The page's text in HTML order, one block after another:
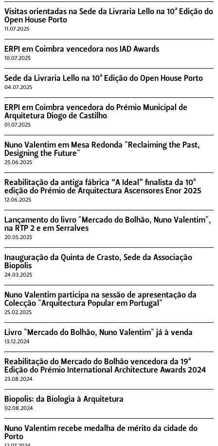
Visitas orientadas na Sede da Livraria Lello na 10ª Edição do
Open House Porto
11.07.2025
ERPI em Coimbra vencedora nos IAD Awards
10.07.2025
Sede da Livraria Lello na 10ª Edição do Open House Porto
04.07.2025
ERPI em Coimbra vencedora do Prémio Municipal de
Arquitetura Diogo de Castilho
01.07.2025
Nuno Valentim em Mesa Redonda "Reclaiming the Past,
Designing the Future"
25.06.2025
Reabilitação da antiga fábrica “A Ideal” finalista da 10ª
edição do Prémio de Arquitectura Ascensores Enor 2025
12.06.2025
Lançamento do livro "Mercado do Bolhão, Nuno Valentim",
na RTP 2 e em Serralves
20.05.2025
Inauguração da Quinta de Crasto, Sede da Associação
Biopolis
24.03.2025
Nuno Valentim participa na sessão de apresentação da
Colecção "Arquitectura Popular em Portugal"
25.02.2025
Livro "Mercado do Bolhão, Nuno Valentim" já à venda
13.12.2024
Reabilitação do Mercado do Bolhão vencedora da 19ª
Edição do Prémio International Architecture Awards 2024
23.08.2024
Biopolis: da Biologia à Arquitetura
02.08.2024
Nuno Valentim recebe medalha de mérito da cidade do
Porto